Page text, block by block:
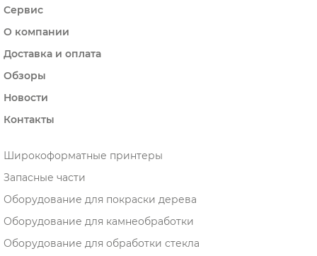
Сервис
О компании
Доставка и оплата
Обзоры
Новости
Контакты
Широкоформатные принтеры
Запасные части
Оборудование для покраски дерева
Оборудование для камнеобработки
Оборудование для обработки стекла